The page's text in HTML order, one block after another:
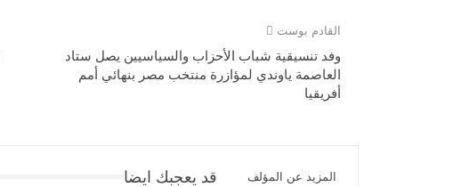
القادم بوست
وفد تنسيقية شباب الأحزاب والسياسيين يصل ستاد
العاصمة ياوندي لمؤازرة منتخب مصر بنهائي أمم
أفريقيا
قد يعجبك ايضا المزيد عن المؤلف